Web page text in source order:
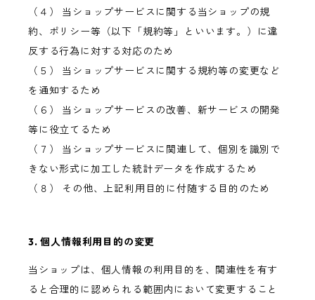
（４） 当ショップサービスに関する当ショップの規
約、ポリシー等（以下「規約等」といいます。）に違
反する行為に対する対応のため
（５） 当ショップサービスに関する規約等の変更など
を通知するため
（６） 当ショップサービスの改善、新サービスの開発
等に役立てるため
（７） 当ショップサービスに関連して、個別を識別で
きない形式に加工した統計データを作成するため
（８） その他、上記利用目的に付随する目的のため
3. 個人情報利用目的の変更
当ショップは、個人情報の利用目的を、関連性を有す
ると合理的に認められる範囲内において変更すること